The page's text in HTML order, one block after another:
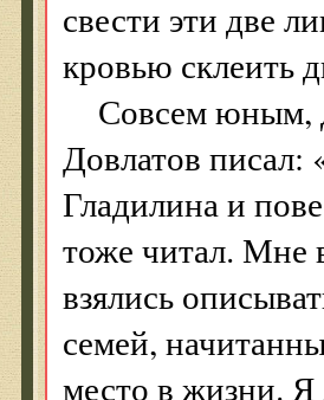
свести эти две
кровью склеить
Совсем юным,
Довлатов писал:
Гладилина и
тоже читал. Мне
взялись
семей,
место в жизни. Я